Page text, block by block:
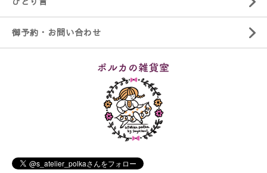
御予約・お問い合わせ